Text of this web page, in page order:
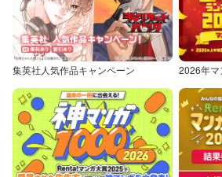
集英社人気作品キャンペーン 2026年マ